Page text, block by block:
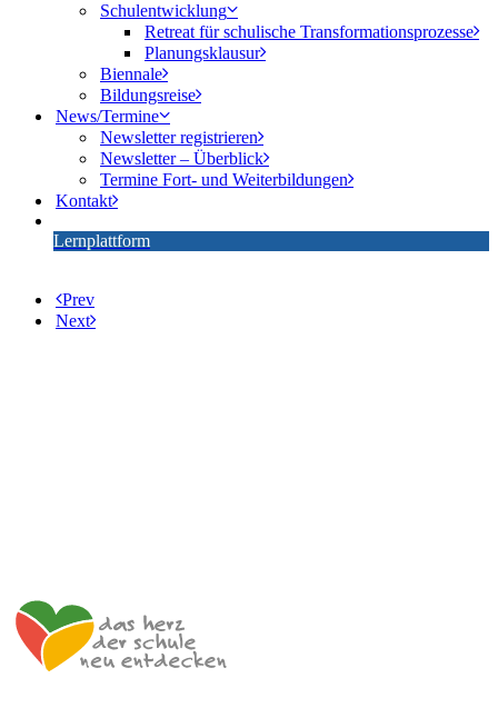
Schulentwicklung
Retreat für schulische Transformationsprozesse
Planungsklausur
Biennale
Bildungsreise
News/Termine
Newsletter registrieren
Newsletter – Überblick
Termine Fort- und Weiterbildungen
Kontakt
Lernplattform
Prev
Next